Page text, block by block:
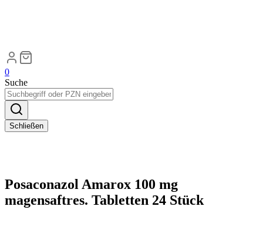
0
Suche
Schließen
Posaconazol Amarox 100 mg
magensaftres. Tabletten 24 Stück